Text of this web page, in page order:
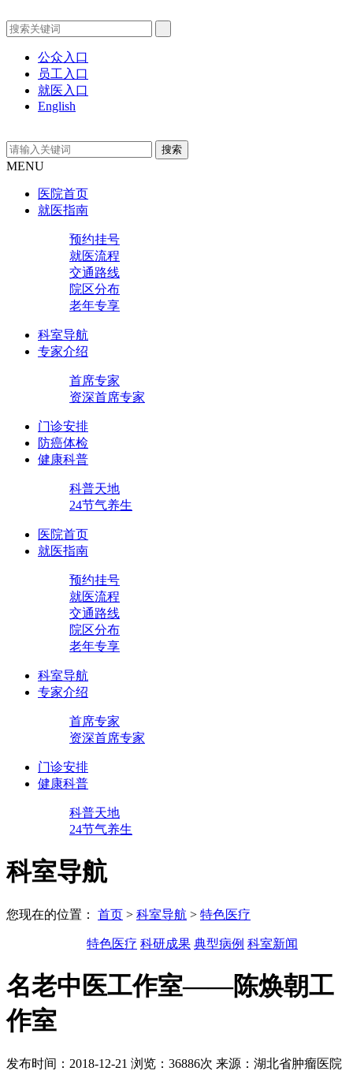
公众入口
员工入口
就医入口
English
MENU
医院首页
就医指南
预约挂号
就医流程
交通路线
院区分布
老年专享
科室导航
专家介绍
首席专家
资深首席专家
门诊安排
防癌体检
健康科普
科普天地
24节气养生
医院首页
就医指南
预约挂号
就医流程
交通路线
院区分布
老年专享
科室导航
专家介绍
首席专家
资深首席专家
门诊安排
健康科普
科普天地
24节气养生
科室导航
您现在的位置： 首页 > 科室导航 > 特色医疗
特色医疗 科研成果 典型病例 科室新闻
名老中医工作室——陈焕朝工
作室
发布时间：2018-12-21 浏览：36886次 来源：湖北省肿瘤医院